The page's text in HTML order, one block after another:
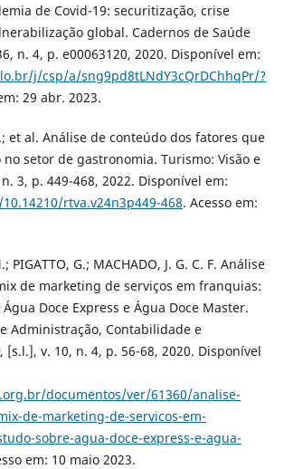
de Covid-19: securitização, crise
global. Cadernos de Saúde
n. 4, p. e00063120, 2020. Disponível em:
j/csp/a/sng9pd8tLNdY3cQrDChhqPr/?
29 abr. 2023.
et al. Análise de conteúdo dos fatores que
no setor de gastronomia. Turismo: Visão e
3, p. 449-468, 2022. Disponível em:
rtva.v24n3p449-468. Acesso em:
PIGATTO, G.; MACHADO, J. G. C. F. Análise
de marketing de serviços em franquias:
Doce Express e Água Doce Master.
Administração, Contabilidade e
v. 10, n. 4, p. 56-68, 2020. Disponível
documentos/ver/61360/analise-
de-marketing-de-servicos-em-
sobre-agua-doce-express-e-agua-
em: 10 maio 2023.